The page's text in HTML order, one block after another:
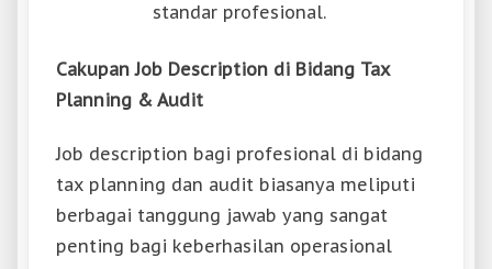
standar profesional.
Cakupan Job Description di Bidang Tax
Planning & Audit
Job description bagi profesional di bidang
tax planning dan audit biasanya meliputi
berbagai tanggung jawab yang sangat
penting bagi keberhasilan operasional